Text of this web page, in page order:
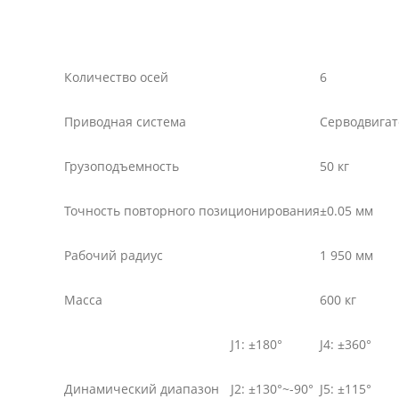
Количество осей 6
Приводная система
Грузоподъемность 50 кг
Точность повторного позиционирования±0.05 мм
Рабочий радиус 1 950 мм
Масса 600 кг
Динамический диапазон
J1: ±180°
J2: ±130°~-90°
J4: ±360°
J5: ±115°